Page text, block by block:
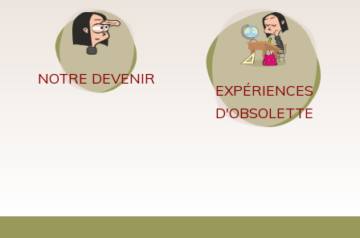
NOTRE DEVENIR
EXPÉRIENCES
D'OBSOLETTE